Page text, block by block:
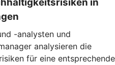
-analysten und
analysieren die
für eine entsprechende